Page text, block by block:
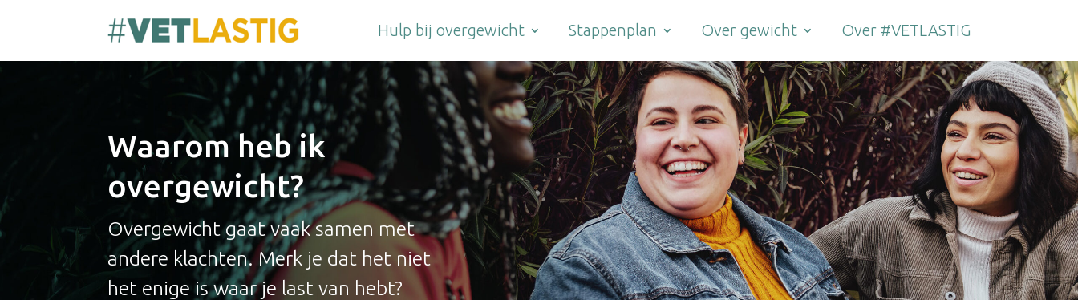
Hulp bij overgewicht Stappenplan Over gewicht Over #VETLASTIG
Waarom heb ik
overgewicht?
Overgewicht gaat vaak samen met
andere klachten. Merk je dat het niet
het enige is waar je last van hebt?